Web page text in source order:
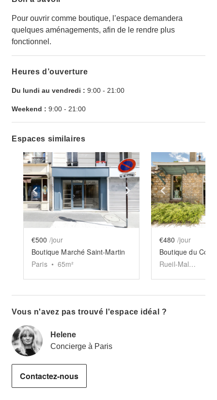
Pour ouvrir comme boutique, l’espace demandera
quelques aménagements, afin de le rendre plus
fonctionnel.
Heures d’ouverture
Du lundi au vendredi : 9:00 - 21:00
Weekend : 9:00 - 21:00
Espaces similaires
Show previous slide Show next slide
€500 /jour
Boutique Marché Saint-Martin
Paris • 65m²
Show
€480 /jour
Rueil-Malmaison
Vous n'avez pas trouvé l'espace idéal ?
Helene
Concierge à Paris
Contactez-nous